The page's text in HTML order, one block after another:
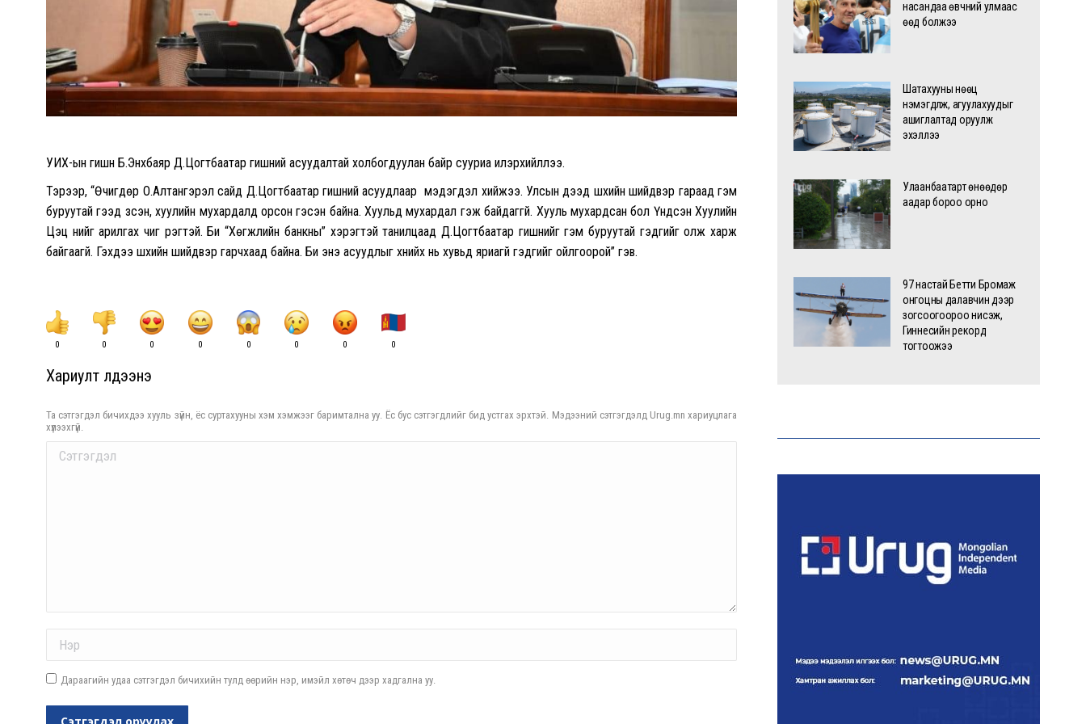
УИХ-ын гишүүн Б.Энхбаяр Д.Цогтбаатар гишүүний асуудалтай холбогдуулан байр сууриа илэрхийллээ.
Тэрээр, “Өчигдөр О.Алтангэрэл сайд Д.Цогтбаатар гишүүний асуудлаар мэдэгдэл хийжээ. Улсын дээд шүүхийн шийдвэр гараад гэм
буруутай гээд үзсэн, хуулийн мухардалд орсон гэсэн байна. Хуульд мухардал гэж байдаггүй. Хууль мухардсан бол Үндсэн Хуулийн
Цэц үүнийг арилгах чиг үүрэгтэй. Би “Хөгжлийн банкны” хэрэгтэй танилцаад Д.Цогтбаатар гишүүнийг гэм буруутай гэдгийг олж харж
байгаагүй. Гэхдээ шүүхийн шийдвэр гарчхаад байна. Би энэ асуудлыг хүнийх нь хувьд яриагүй гэдгийг ойлгоорой” гэв.
0 0 0 0 0 0 0 0
Хариулт үлдээнэ үү
Та сэтгэгдэл бичихдээ хууль зүйн, ёс суртахууны хэм хэмжээг баримтална уу. Ёс бус сэтгэгдлийг бид устгах эрхтэй. Мэдээний сэтгэгдэлд Urug.mn хариуцлага
хүлээхгүй.
Comment
Дараагийн удаа сэтгэгдэл бичихийн тулд өөрийн нэр, имэйл хөтөч дээр хадгална уу.
насандаа өвчний улмаас
өөд болжээ
Шатахууны нөөц
нэмэгдүүлж, агуулахуудыг
ашиглалтад оруулж
эхэллээ
Улаанбаатарт өнөөдөр
аадар бороо орно
97 настай Бетти Бромаж
онгоцны далавчин дээр
зогсоогоороо нисэж,
Гиннесийн рекорд
тогтоожээ
шуурхай зохион байгуулж
багш, сурагчид руу гал
нээжээ
тогтмол нийлүүлэх хүсэлт
тавилаа